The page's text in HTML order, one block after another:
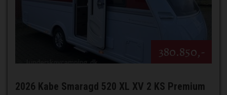
380.850,-
2026 Kabe Smaragd 520 XL XV 2 KS Premium